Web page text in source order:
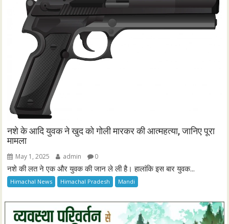
नशे के आदि युवक ने खुद को गोली मारकर की आत्महत्या, जानिए पूरा
मामला
May 1, 2025 admin 0
नशे की लत ने एक और युवक की जान ले ली है। हालांकि इस बार युवक...
Himachal News Himachal Pradesh Mandi